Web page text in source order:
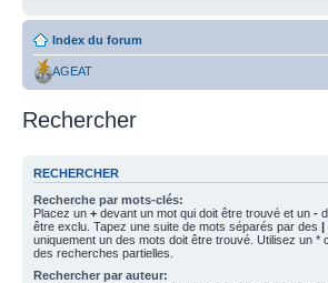
Index du forum
AGEAT
Rechercher
RECHERCHER
Recherche par mots-clés:
Placez un + devant un mot qui doit être trouvé et un -
être exclu. Tapez une suite de mots séparés par des |
uniquement un des mots doit être trouvé. Utilisez un *
des recherches partielles.
Rechercher par auteur: